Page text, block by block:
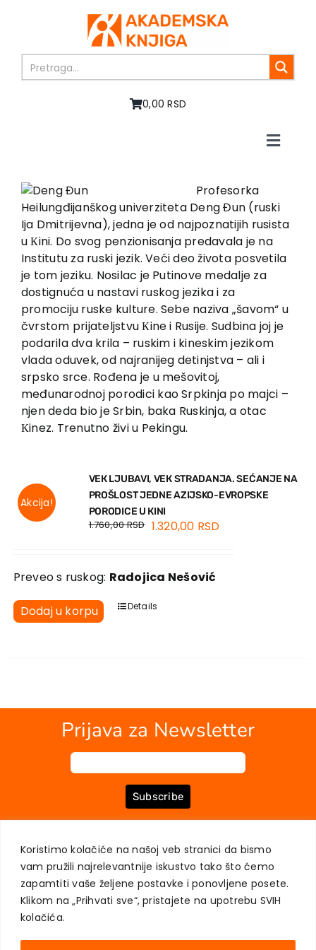
Koristimo kolačiće na našoj veb stranici da bismo
vam pružili najrelevantnije iskustvo tako što ćemo
zapamtiti vaše željene postavke i ponovljene posete.
Klikom na „Prihvati sve“, pristajete na upotrebu SVIH
kolačića.
0,00 RSD
Toggle
O nama
Knjige
U pripremi
Akcija
Autori
Vesti
EU PROJEKTI
Kontakt
Profesorka
Heilungđijanškog univerziteta Deng Đun (ruski
Ija Dmitrijevna), jedna je od najpoznatijih rusista
u Кini. Do svog penzionisanja predavala je na
Institutu za ruski jezik. Veći deo života posvetila
je tom jeziku. Nosilac je Putinove medalje za
dostignuća u nastavi ruskog jezika i za
promociju ruske kulture. Sebe naziva „šavom“ u
čvrstom prijateljstvu Кine i Rusije. Sudbina joj je
podarila dva krila – ruskim i kineskim jezikom
vlada oduvek, od najranijeg detinjstva – ali i
srpsko srce. Rođena je u mešovitoj,
međunarodnoj porodici kao Srpkinja po majci –
njen deda bio je Srbin, baka Ruskinja, a otac
Кinez. Trenutno živi u Pekingu.
Akcija!
VEК LJUBAVI, VEК STRADANJA. SEĆANJE NA
PROŠLOST JEDNE AZIJSKO-EVROPSKE
PORODICE U КINI
1.760,00RSD 1.320,00 RSD
Preveo s ruskog: Radojica Nešović
Dodaj u korpu Details
Prijava za Newsletter
Subscribe
MOJ NALOG
ZAŠTITA PRIVATNOSTI KORISNIKA